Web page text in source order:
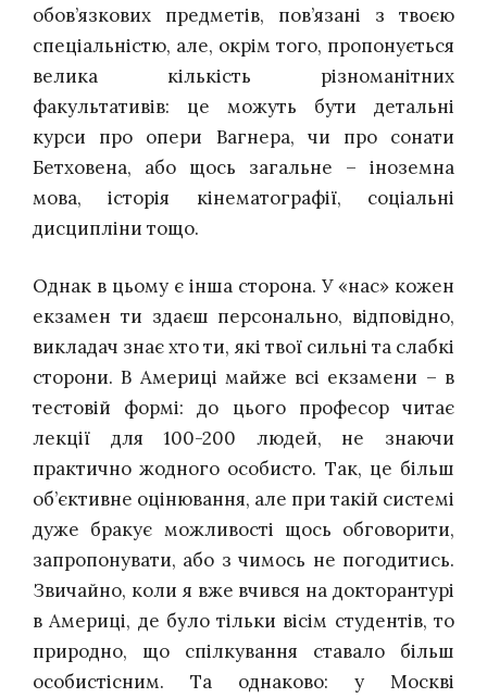
обов’язкових предметів, пов’язані з твоєю
спеціальністю, але, окрім того, пропонується
велика кількість різноманітних
факультативів: це можуть бути детальні
курси про опери Вагнера, чи про сонати
Бетховена, або щось загальне – іноземна
мова, історія кінематографії, соціальні
дисципліни тощо.
Однак в цьому є інша сторона. У «нас» кожен
екзамен ти здаєш персонально, відповідно,
викладач знає хто ти, які твої сильні та слабкі
сторони. В Америці майже всі екзамени – в
тестовій формі: до цього професор читає
лекції для 100-200 людей, не знаючи
практично жодного особисто. Так, це більш
об’єктивне оцінювання, але при такій системі
дуже бракує можливості щось обговорити,
запропонувати, або з чимось не погодитись.
Звичайно, коли я вже вчився на докторантурі
в Америці, де було тільки вісім студентів, то
природно, що спілкування ставало більш
особистісним. Та однаково: у Москві